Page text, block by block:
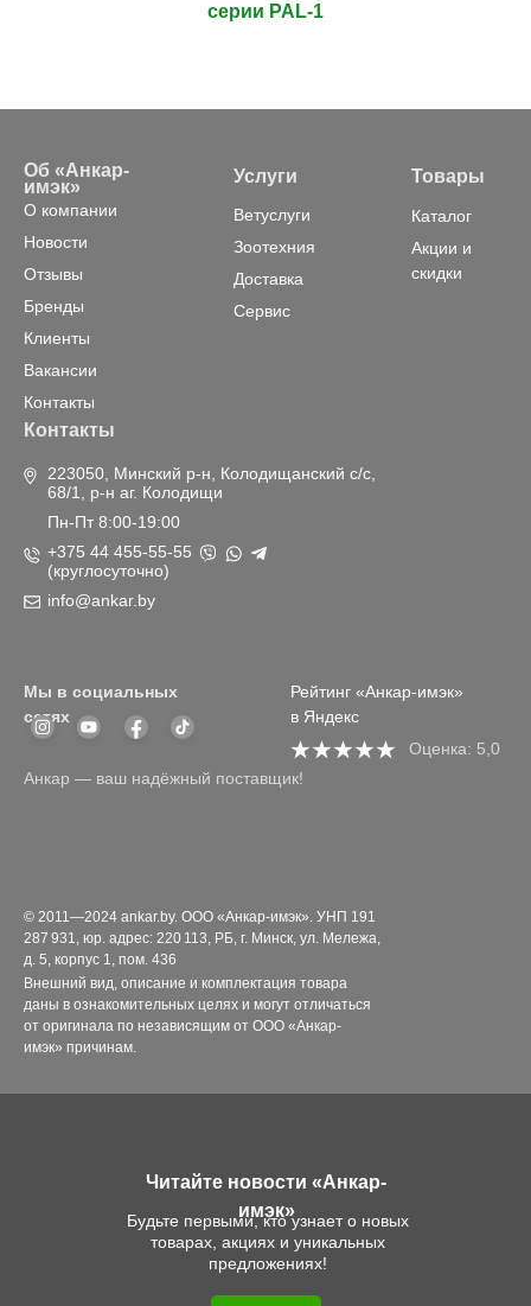
серии PAL-1
Читайте новости «Анкар-
имэк»
Будьте первыми, кто узнает о новых
товарах, акциях и уникальных
предложениях!
© 2011—2024 ankar.by. ООО «Анкар-имэк». УНП 191
287 931, юр. адрес: 220 113, РБ, г. Минск, ул. Мележа,
д. 5, корпус 1, пом. 436
Внешний вид, описание и комплектация товара
даны в ознакомительных целях и могут отличаться
от оригинала по независящим от ООО «Анкар-
имэк» причинам.
Об «Анкар-
имэк»
О компании
Новости
Отзывы
Бренды
Клиенты
Вакансии
Контакты
Услуги
Ветуслуги
Доставка
Сервис
Зоотехния
Товары
Каталог
Акции и
скидки
Контакты
223050, Минский р-н, Колодищанский с/с,
68/1, р-н аг. Колодищи
Пн-Пт 8:00-19:00
+375 44 455-55-55
(круглосуточно)
info@ankar.by
Анкар — ваш надёжный поставщик!
Мы в социальных
сетях
Рейтинг «Анкар-имэк»
в Яндекс
Оценка: 5,0